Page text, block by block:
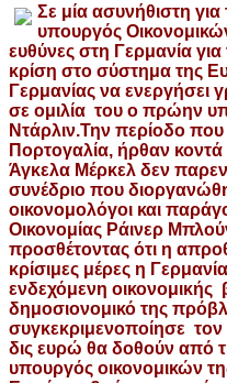
Σε μία ασυνήθιστη
υπουργός
ευθύνες στη Γερμανία
κρίση στο σύστημα της
Γερμανίας να
σε ομιλία του ο πρώην
Ντάρλιν.Την περίοδο
Πορτογαλία, ήρθαν
Άγκελα Μέρκελ δεν
συνέδριο που
οικονομολόγοι και
Οικονομίας Ράινερ
προσθέτοντας ότι η
κρίσιμες μέρες η
ενδεχόμενη οικονομικής
δημοσιονομικό της
συγκεκριμενοποίησε
δις ευρώ θα δοθούν από
υπουργός οικονομικών